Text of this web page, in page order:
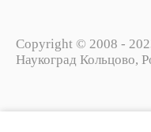
Copyright © 2008 -
Наукоград Кольцово,